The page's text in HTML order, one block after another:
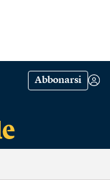
Abbonarsi